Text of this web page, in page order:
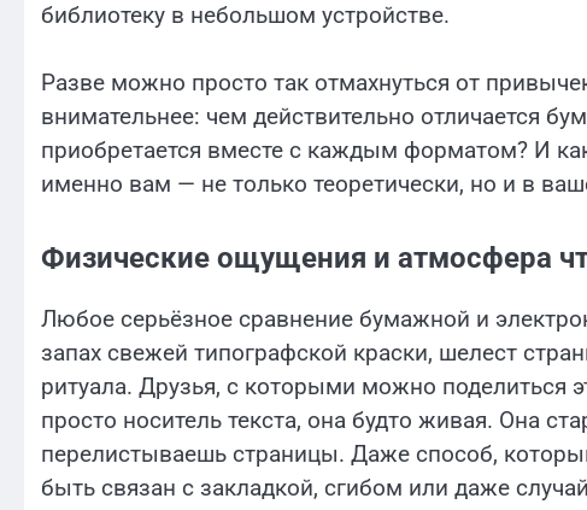
библиотеку в небольшом устройстве.
Разве можно просто так отмахнуться от
внимательнее: чем действительно отличается
приобретается вместе с каждым форматом? И
именно вам — не только теоретически, но и в
Физические ощущения и атмосфера
Любое серьёзное сравнение бумажной и
запах свежей типографской краски, шелест
ритуала. Друзья, с которыми можно
просто носитель текста, она будто живая. Она
перелистываешь страницы. Даже способ,
быть связан с закладкой, сгибом или даже